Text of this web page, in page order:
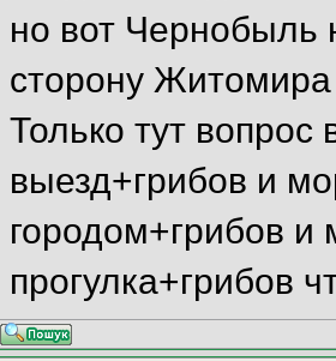
но вот Чернобыль
сторону
Только тут вопрос
выезд+грибов и
городом+грибов
прогулка+грибов